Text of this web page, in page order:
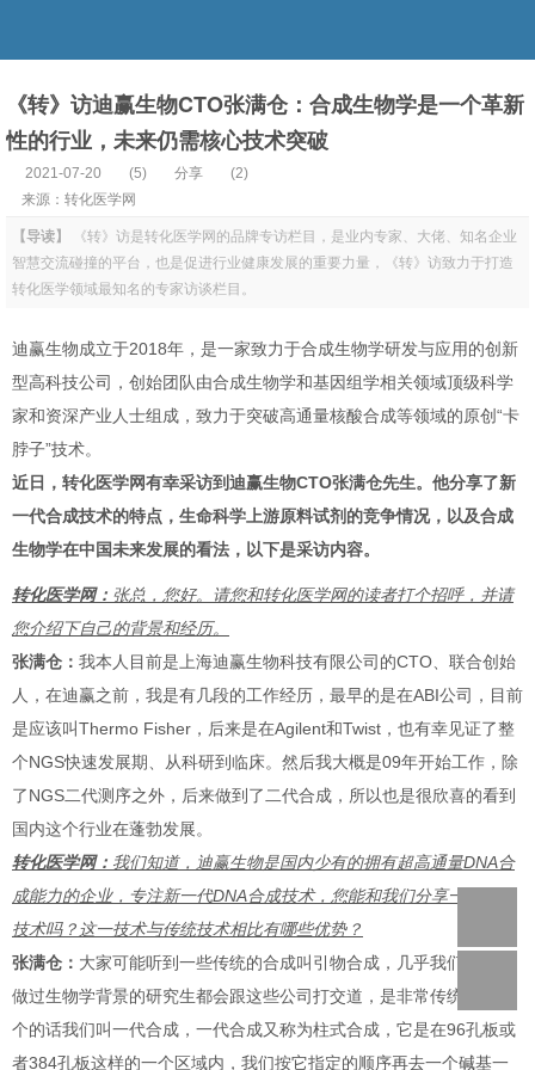
《转》访迪赢生物CTO张满仓：合成生物学是一个革新
性的行业，未来仍需核心技术突破
2021-07-20 (5) 分享
(2)
来源：转化医学网
【导读】
《转》访是转化医学网的品牌专访栏目，是业内专家、大佬、知名企业
智慧交流碰撞的平台，也是促进行业健康发展的重要力量，《转》访致力于打造
转化医学领域最知名的专家访谈栏目。
迪赢生物成立于2018年，是一家致力于合成生物学研发与应用的创新
型高科技公司，创始团队由合成生物学和基因组学相关领域顶级科学
家和资深产业人士组成，致力于突破高通量核酸合成等领域的原创“卡
脖子”技术。
近日，转化医学网有幸采访到迪赢生物CTO张满仓先生。他分享了新
一代合成技术的特点，生命科学上游原料试剂的竞争情况，以及合成
生物学在中国未来发展的看法，以下是采访内容。
转化医学网： 张总，您好。请您和转化医学网的读者打个招呼，并请
您介绍下自己的背景和经历。
张满仓： 我本人目前是上海迪赢生物科技有限公司的CTO、联合创始
人，在迪赢之前，我是有几段的工作经历，最早的是在ABI公司，目前
是应该叫Thermo Fisher，后来是在Agilent和Twist，也有幸见证了整
个NGS快速发展期、从科研到临床。然后我大概是09年开始工作，除
了NGS二代测序之外，后来做到了二代合成，所以也是很欣喜的看到
国内这个行业在蓬勃发展。
转化医学网： 我们知道，迪赢生物是国内少有的拥有超高通量DNA合
成能力的企业，专注新一代DNA合成技术，您能和我们分享一下这一
技术吗？这一技术与传统技术相比有哪些优势？
张满仓： 大家可能听到一些传统的合成叫引物合成，几乎我们每一个
做过生物学背景的研究生都会跟这些公司打交道，是非常传统的，这
个的话我们叫一代合成，一代合成又称为柱式合成，它是在96孔板或
者384孔板这样的一个区域内，我们按它指定的顺序再去一个碱基一